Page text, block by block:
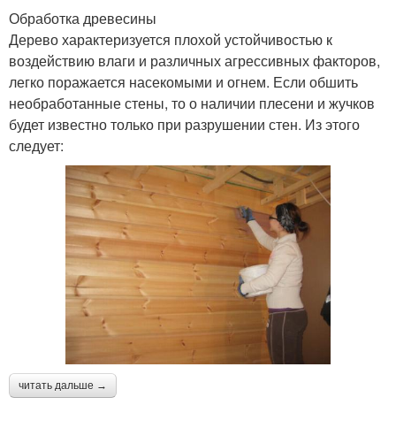
Обработка древесины
Дерево характеризуется плохой устойчивостью к
воздействию влаги и различных агрессивных факторов,
легко поражается насекомыми и огнем. Если обшить
необработанные стены, то о наличии плесени и жучков
будет известно только при разрушении стен. Из этого
следует:
читать дальше →